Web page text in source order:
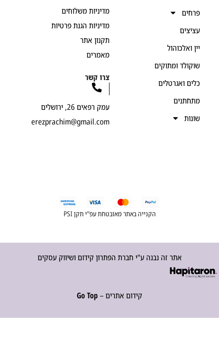
ואלכוהול
ומתוקים
ואגרטלים
מדיניות משלוחים
מדיניות הגנת פרטיות
תקנון אתר
צרו קשר
עמק רפאים 26, ירושלים
erezprachim@gmail.com
הקנייה באתר מאובטחת עפ"י תקן PSI
אתר זה נבנה ע"י חברת הפתרון קידום ושיווק עסקים
קידום אתרים –Go Top